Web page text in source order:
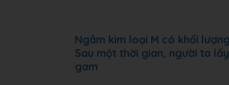
Ngâm kim loại M có khối
Sau một thời gian, người ta
gam